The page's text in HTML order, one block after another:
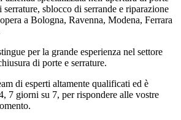
sblocco di serrande e riparazione
a Bologna, Ravenna, Modena, Ferrara
per la grande esperienza nel settore
di porte e serrature.
di esperti altamente qualificati ed è
7 giorni su 7, per rispondere alle vostre